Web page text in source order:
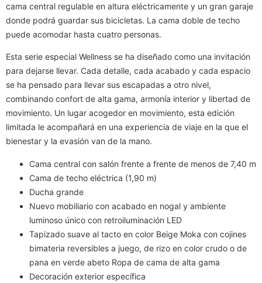
cama central regulable en altura eléctricamente y un gran garaje
donde podrá guardar sus bicicletas. La cama doble de techo
puede acomodar hasta cuatro personas.
Esta serie especial Wellness se ha diseñado como una invitación
para dejarse llevar. Cada detalle, cada acabado y cada espacio
se ha pensado para llevar sus escapadas a otro nivel,
combinando confort de alta gama, armonía interior y libertad de
movimiento. Un lugar acogedor en movimiento, esta edición
limitada le acompañará en una experiencia de viaje en la que el
bienestar y la evasión van de la mano.
Cama central con salón frente a frente de menos de 7,40 m
Cama de techo eléctrica (1,90 m)
Ducha grande
Nuevo mobiliario con acabado en nogal y ambiente
luminoso único con retroiluminación LED
Tapizado suave al tacto en color Beige Moka con cojines
bimateria reversibles a juego, de rizo en color crudo o de
pana en verde abeto Ropa de cama de alta gama
Decoración exterior específica